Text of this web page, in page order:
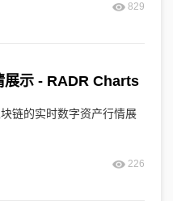
829
展示 - RADR Charts
链的实时数字资产行情展
226